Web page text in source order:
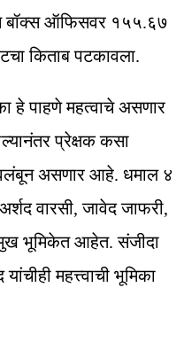
बॉक्स ऑफिसवर १५५.६७
किताब पटकावला.
हे पाहणे महत्वाचे असणार
प्रेक्षक कसा
असणार आहे. धमाल ४
वारसी, जावेद जाफरी,
भूमिकेत आहेत. संजीदा
महत्त्वाची भूमिका